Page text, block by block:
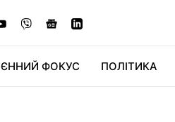
ФОКУС ПОЛІТИКА